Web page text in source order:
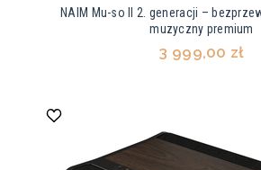
NAIM Mu-so II 2. generacji –
muzyczny premium
3 999,00 zł